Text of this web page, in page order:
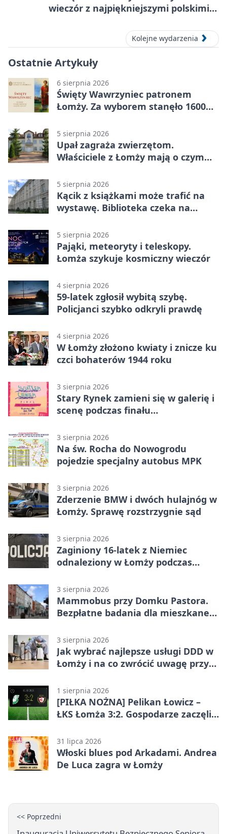
wieczór z najpiękniejszymi polskimi
Kolejne wydarzenia
Ostatnie Artykuły
6 sierpnia 2026
Święty Wawrzyniec patronem
Łomży. Za wyborem stanęło 1600
5 sierpnia 2026
Upał zagraża zwierzętom.
Właściciele z Łomży mają o czym
5 sierpnia 2026
Kącik z książkami może trafić na
wystawę. Biblioteka czeka na
5 sierpnia 2026
Pająki, meteoryty i teleskopy.
Łomża szykuje kosmiczny wieczór
4 sierpnia 2026
59-latek zgłosił wybitą szybę.
Policjanci szybko odkryli prawdę
4 sierpnia 2026
W Łomży złożono kwiaty i znicze ku
czci bohaterów 1944 roku
3 sierpnia 2026
Stary Rynek zamieni się w galerię i
scenę podczas finału
3 sierpnia 2026
Na św. Rocha do Nowogrodu
pojedzie specjalny autobus MPK
3 sierpnia 2026
Zderzenie BMW i dwóch hulajnóg w
Łomży. Sprawę rozstrzygnie sąd
3 sierpnia 2026
Zaginiony 16-latek z Niemiec
odnaleziony w Łomży podczas
3 sierpnia 2026
Mammobus przy Domku Pastora.
Bezpłatne badania dla mieszkanek
3 sierpnia 2026
Jak wybrać najlepsze usługi DDD w
Łomży i na co zwrócić uwagę przy
1 sierpnia 2026
[PIŁKA NOŻNA] Pelikan Łowicz –
ŁKS Łomża 3:2. Gospodarze zaczęli
Liga Grupa 1 (Grupa I)
31 lipca 2026
Włoski blues pod Arkadami. Andrea
De Luca zagra w Łomży
<< Poprzedni